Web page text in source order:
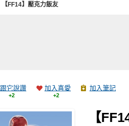
【FF14】壓克力飯友
跟它說讚
+2
加入喜愛
+2
加入筆記
【